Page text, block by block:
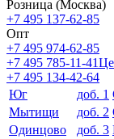
Розница (Москва)
+7 495 137-62-85
Опт
+7 495 974-62-85
+7 495 785-11-41
+7 495 134-42-64
Юг
доб. 1
Мытищи
доб. 2
Одинцово
доб. 3